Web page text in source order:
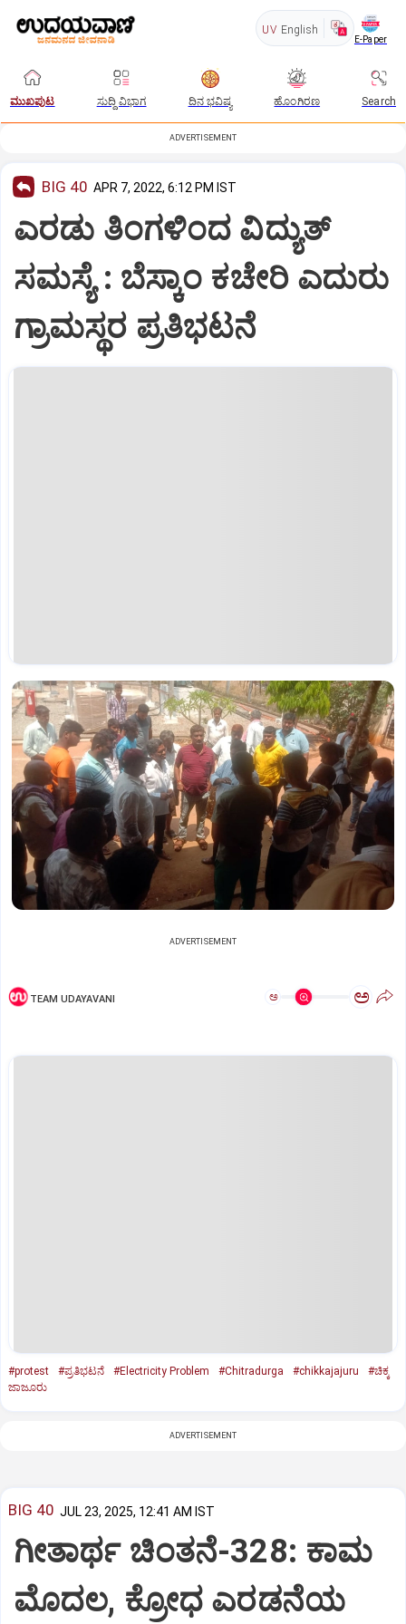
UV English
E-Paper
ಮುಖಪುಟ ಸುದ್ದಿ ವಿಭಾಗ ದಿನ ಭವಿಷ್ಯ ಹೊಂಗಿರಣ Search
ADVERTISEMENT
BIG 40 APR 7, 2022, 6:12 PM IST
ಎರಡು ತಿಂಗಳಿಂದ ವಿದ್ಯುತ್
ಸಮಸ್ಯೆ : ಬೆಸ್ಕಾಂ ಕಚೇರಿ ಎದುರು
ಗ್ರಾಮಸ್ಥರ ಪ್ರತಿಭಟನೆ
ADVERTISEMENT
TEAM UDAYAVANI ಅ ಅ
#protest #ಪ್ರತಿಭಟನೆ #Electricity Problem #Chitradurga #chikkajajuru
#ಚಿಕ್ಕ
ಜಾಜೂರು
ADVERTISEMENT
BIG 40 JUL 23, 2025, 12:41 AM IST
ಗೀತಾರ್ಥ ಚಿಂತನೆ-328: ಕಾಮ
ಮೊದಲ, ಕ್ರೋಧ ಎರಡನೆಯ